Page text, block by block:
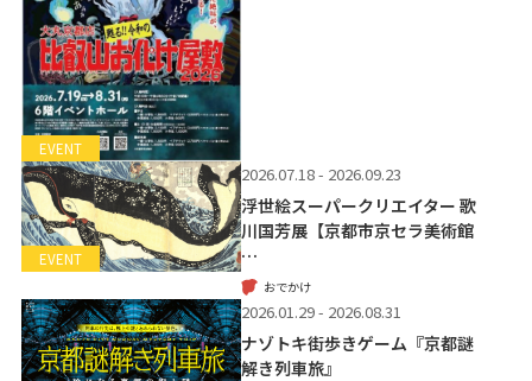
EVENT
EVENT
2026.07.18 - 2026.09.23
浮世絵スーパークリエイター 歌
川国芳展【京都市京セラ美術館
…
おでかけ
2026.01.29 - 2026.08.31
ナゾトキ街歩きゲーム『京都謎
解き列車旅』